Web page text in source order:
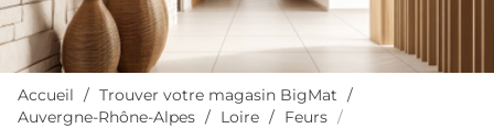
Accueil
Trouver votre magasin BigMat
Auvergne-Rhône-Alpes
Loire
Feurs